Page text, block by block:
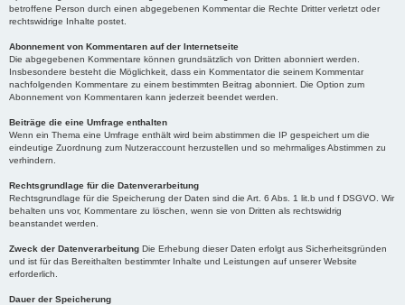
betroffene Person durch einen abgegebenen Kommentar die Rechte Dritter verletzt oder
rechtswidrige Inhalte postet.
Abonnement von Kommentaren auf der Internetseite
Die abgegebenen Kommentare können grundsätzlich von Dritten abonniert werden.
Insbesondere besteht die Möglichkeit, dass ein Kommentator die seinem Kommentar
nachfolgenden Kommentare zu einem bestimmten Beitrag abonniert. Die Option zum
Abonnement von Kommentaren kann jederzeit beendet werden.
Beiträge die eine Umfrage enthalten
Wenn ein Thema eine Umfrage enthält wird beim abstimmen die IP gespeichert um die
eindeutige Zuordnung zum Nutzeraccount herzustellen und so mehrmaliges Abstimmen zu
verhindern.
Rechtsgrundlage für die Datenverarbeitung
Rechtsgrundlage für die Speicherung der Daten sind die Art. 6 Abs. 1 lit.b und f DSGVO. Wir
behalten uns vor, Kommentare zu löschen, wenn sie von Dritten als rechtswidrig
beanstandet werden.
Zweck der Datenverarbeitung Die Erhebung dieser Daten erfolgt aus Sicherheitsgründen
und ist für das Bereithalten bestimmter Inhalte und Leistungen auf unserer Website
erforderlich.
Dauer der Speicherung